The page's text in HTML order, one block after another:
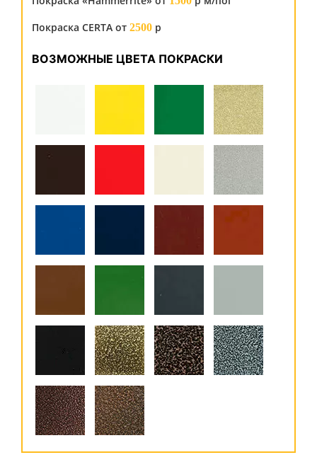
Покраска CERTA от 2500 р
ВОЗМОЖНЫЕ ЦВЕТА ПОКРАСКИ